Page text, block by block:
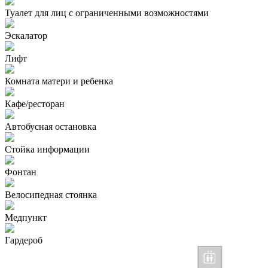
Туалет для лиц с ограниченными возможностями
Эскалатор
Лифт
Комната матери и ребенка
Кафе/ресторан
Автобусная остановка
Стойка информации
Фонтан
Велосипедная стоянка
Медпункт
Гардероб